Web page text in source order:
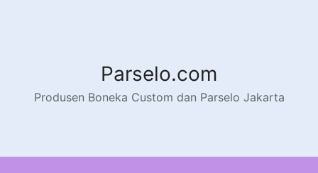
Parselo.com
Produsen Boneka Custom dan Parselo Jakarta